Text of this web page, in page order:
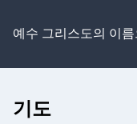
예수 그리스도의 이
기도